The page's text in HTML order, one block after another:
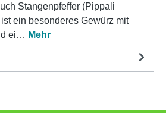
Stangenpfeffer (Pippali
ein besonderes Gewürz mit
ei… Mehr